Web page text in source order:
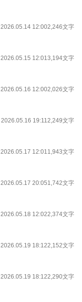
2026.05.14 12:002,246文字
2026.05.15 12:013,194文字
2026.05.16 12:002,026文字
2026.05.16 19:112,249文字
2026.05.17 12:011,943文字
2026.05.17 20:051,742文字
2026.05.18 12:022,374文字
2026.05.19 18:122,152文字
2026.05.19 18:122,290文字